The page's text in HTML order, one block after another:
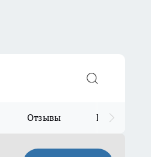
Отзывы Прайс для